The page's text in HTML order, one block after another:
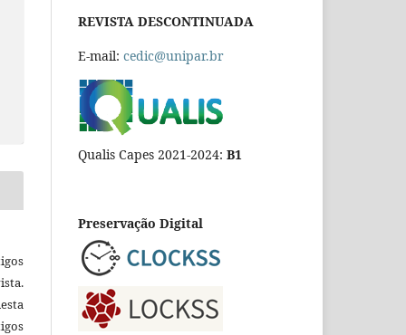
REVISTA DESCONTINUADA
E-mail: cedic@unipar.br
Qualis Capes 2021-2024: B1
Preservação Digital